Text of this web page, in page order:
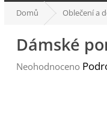
Domů Oblečení a
Dámské
Průměrné
Neohodnoceno